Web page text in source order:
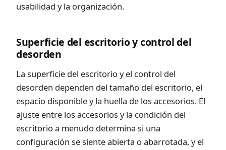
usabilidad y la organización.
Superficie del escritorio y control del
desorden
La superficie del escritorio y el control del
desorden dependen del tamaño del escritorio, el
espacio disponible y la huella de los accesorios. El
ajuste entre los accesorios y la condición del
escritorio a menudo determina si una
configuración se siente abierta o abarrotada, y el